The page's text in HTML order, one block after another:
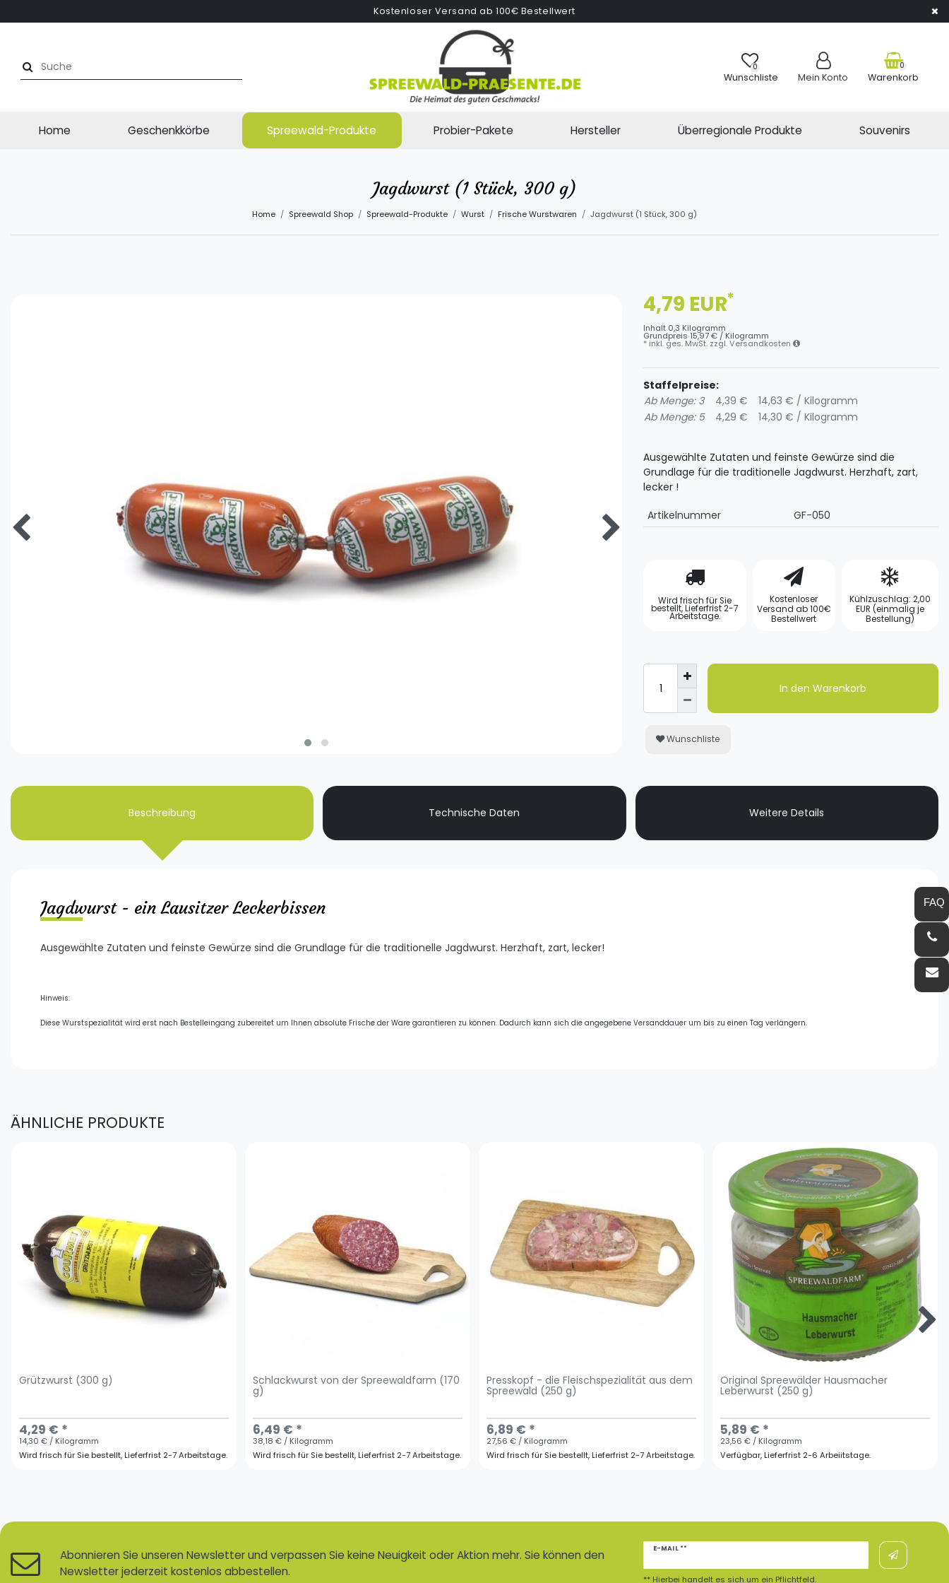
Kostenloser Versand ab 100€ Bestellwert
0
Wunschliste Mein Konto
0
Warenkorb
Home Geschenkkörbe Spreewald-Produkte Probier-Pakete Hersteller Überregionale Produkte Souvenirs
Jagdwurst (1 Stück, 300 g)
Home Spreewald Shop Spreewald-Produkte Wurst Frische Wurstwaren Jagdwurst (1 Stück, 300 g)
4,79 EUR*
Inhalt 0,3 Kilogramm
Grundpreis 15,97 € / Kilogramm
* inkl. ges. MwSt. zzgl.Versandkosten
Staffelpreise:
Ab Menge: 3
4,39 €
14,63 € / Kilogramm
Ab Menge: 5
4,29 € 14,30 € / Kilogramm
Ausgewählte Zutaten und feinste Gewürze sind die
Grundlage für die traditionelle Jagdwurst. Herzhaft, zart,
lecker !
Artikelnummer
GF-050
Wird frisch für Sie
bestellt, Lieferfrist 2-7
Arbeitstage.
Kostenloser
Versand ab 100€
Bestellwert
Kühlzuschlag: 2,00
EUR (einmalig je
Bestellung)
In den Warenkorb
Wunschliste
Beschreibung Technische Daten Weitere Details
Jagdwurst - ein Lausitzer Leckerbissen
Ausgewählte Zutaten und feinste Gewürze sind die Grundlage für die traditionelle Jagdwurst. Herzhaft, zart, lecker!
Hinweis:
Diese Wurstspezialität wird erst nach Bestelleingang zubereitet um Ihnen absolute Frische der Ware garantieren zu können. Dadurch kann sich die angegebene Versanddauer um bis zu einen Tag verlängern.
ÄHNLICHE PRODUKTE
Grützwurst (300 g)
4,29 € *
14,30 € / Kilogramm
Wird frisch für Sie bestellt, Lieferfrist 2-7 Arbeitstage.
Schlackwurst von der Spreewaldfarm (170
g)
6,49 € *
38,18 € / Kilogramm
Wird frisch für Sie bestellt, Lieferfrist 2-7 Arbeitstage.
Presskopf - die Fleischspezialität aus dem
Spreewald (250 g)
6,89 € *
27,56 € / Kilogramm
Wird frisch für Sie bestellt, Lieferfrist 2-7 Arbeitstage.
Original Spreewälder Hausmacher
Leberwurst (250 g)
5,89 € *
23,56 € / Kilogramm
Verfügbar, Lieferfrist 2-6 Arbeiitstage.
Abonnieren Sie unseren Newsletter und verpassen Sie keine Neuigkeit oder Aktion mehr. Sie können den
Newsletter jederzeit kostenlos abbestellen.
E-MAIL **
Newsletter
** Hierbei handelt es sich um ein Pflichtfeld.